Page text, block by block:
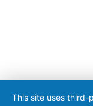
This site uses